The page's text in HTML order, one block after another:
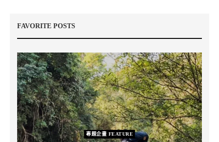
FAVORITE POSTS
專題企畫 FEATURE